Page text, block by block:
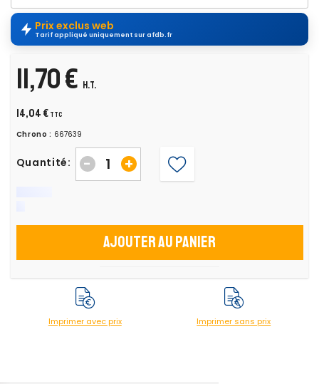
Prix exclus web
Tarif appliqué uniquement sur afdb.fr
11,70 € H.T.
14,04 € TTC
Chrono : 667639
Quantité: +
-
Ajouter au panier
Imprimer avec prix Imprimer sans prix